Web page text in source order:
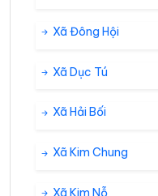
Xã Đông Hội
Xã Dục Tú
Xã Hải Bối
Xã Kim Chung
Xã Kim Nỗ